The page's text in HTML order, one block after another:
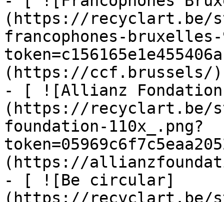
(https://recyclart.be/
francophones-bruxelles-
(https://ccf.brussels/)
- [ ![Allianz
(https://recyclart.be/
foundation-110x_.png?
(https://
- [ ![Be circular]
(https://recyclart.be/